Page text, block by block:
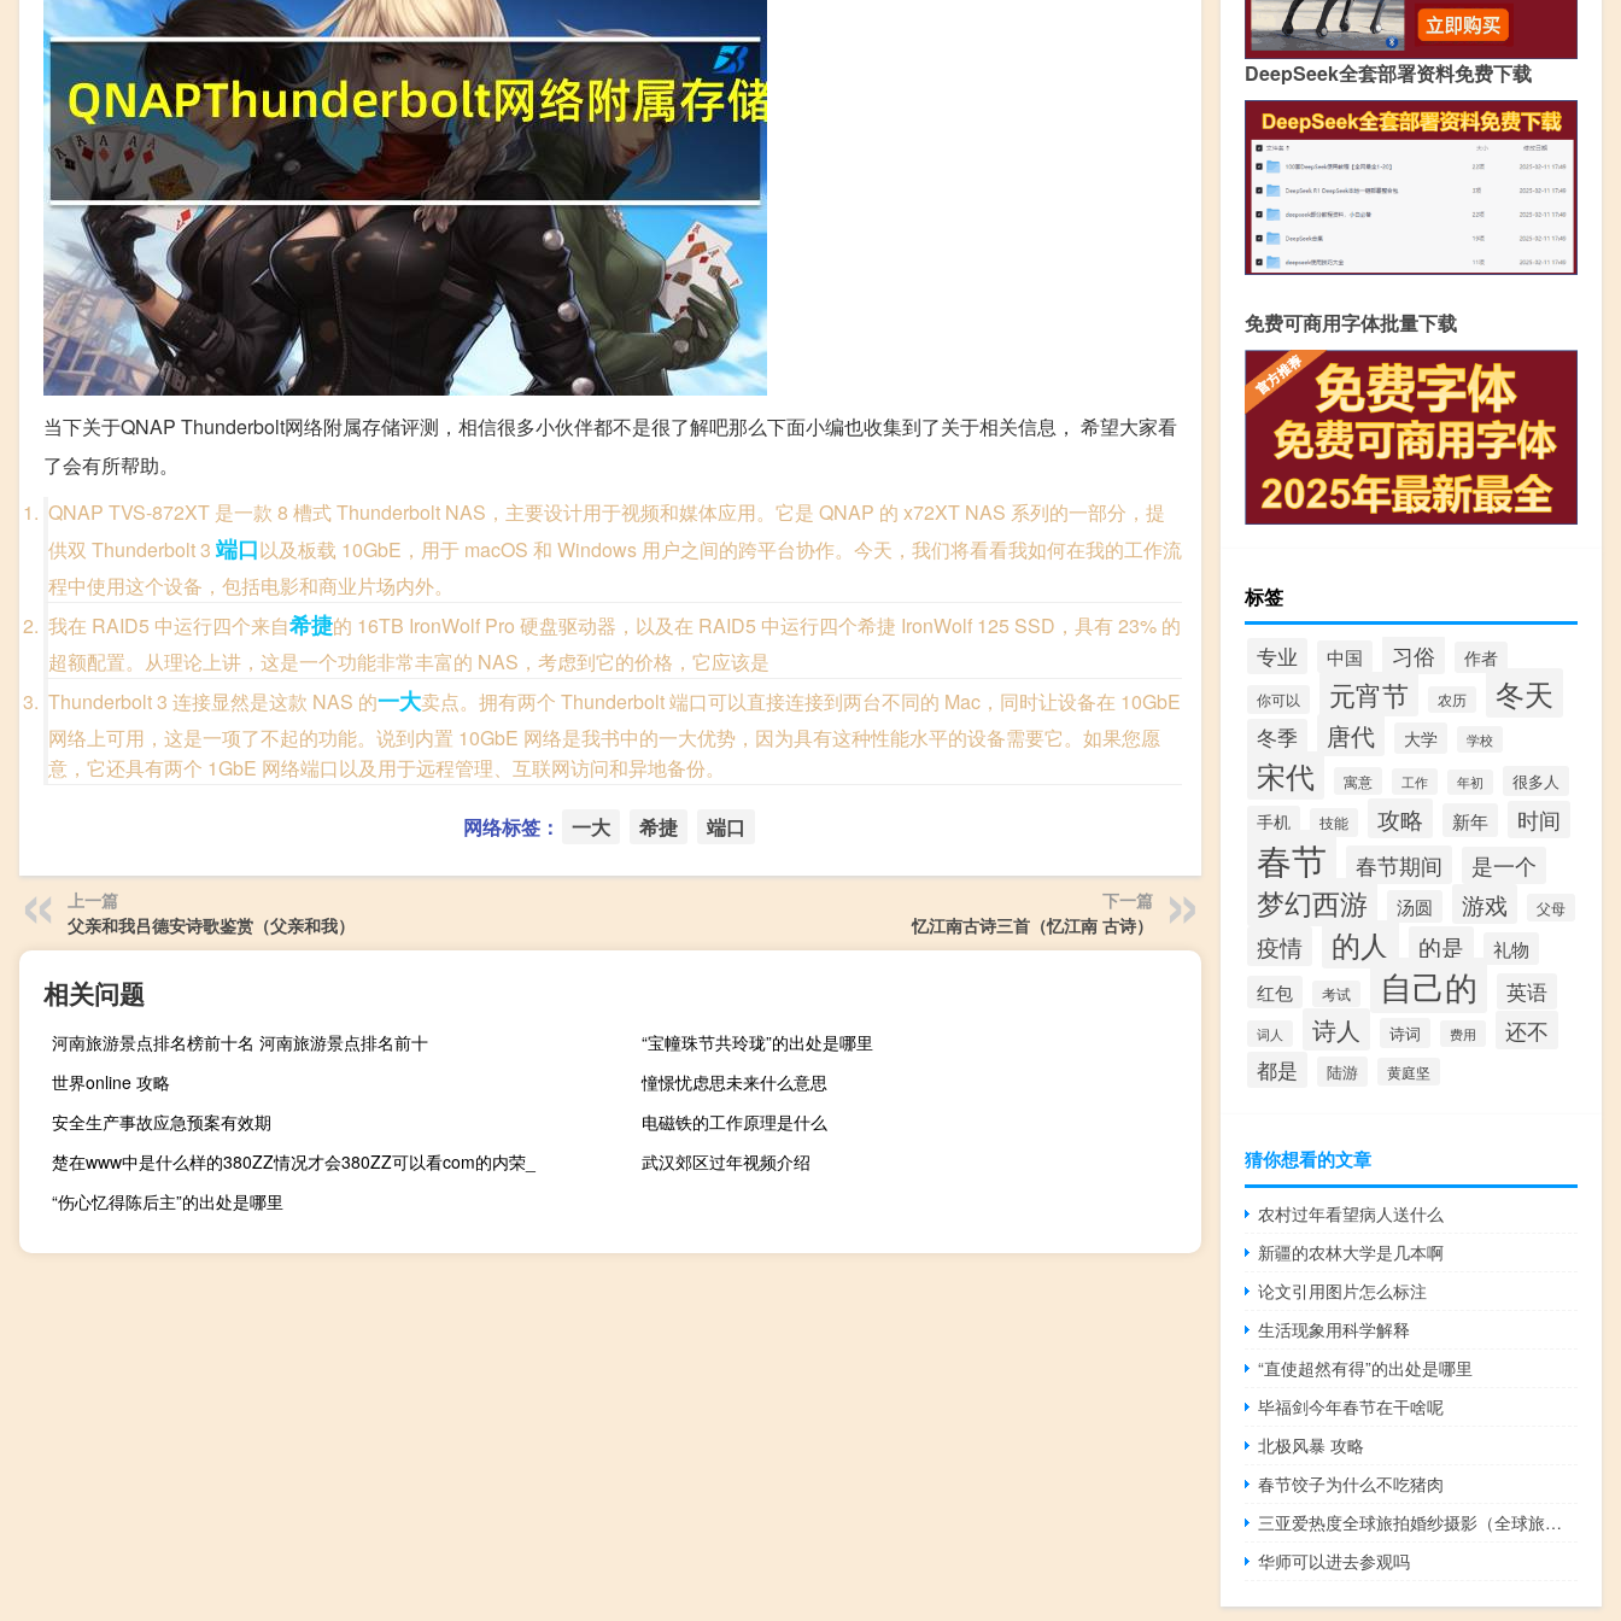
当下关于QNAP Thunderbolt网络附属存储评测，相信很多小伙伴都不是很了解吧那么下面小编也收集到了关于相关信息， 希望大家看
了会有所帮助。
QNAP TVS-872XT 是一款 8 槽式 Thunderbolt NAS，主要设计用于视频和媒体应用。它是 QNAP 的 x72XT NAS 系列的一部分，提
供双 Thunderbolt 3 端口以及板载 10GbE，用于 macOS 和 Windows 用户之间的跨平台协作。今天，我们将看看我如何在我的工作流
程中使用这个设备，包括电影和商业片场内外。
我在 RAID5 中运行四个来自希捷的 16TB IronWolf Pro 硬盘驱动器，以及在 RAID5 中运行四个希捷 IronWolf 125 SSD，具有 23% 的
超额配置。从理论上讲，这是一个功能非常丰富的 NAS，考虑到它的价格，它应该是
Thunderbolt 3 连接显然是这款 NAS 的一大卖点。拥有两个 Thunderbolt 端口可以直接连接到两台不同的 Mac，同时让设备在 10GbE
网络上可用，这是一项了不起的功能。说到内置 10GbE 网络是我书中的一大优势，因为具有这种性能水平的设备需要它。如果您愿
意，它还具有两个 1GbE 网络端口以及用于远程管理、互联网访问和异地备份。
网络标签： 一大 希捷 端口
上一篇
父亲和我吕德安诗歌鉴赏（父亲和我）
下一篇
忆江南古诗三首（忆江南 古诗）
相关问题
河南旅游景点排名榜前十名 河南旅游景点排名前十
“宝幢珠节共玲珑”的出处是哪里
世界online 攻略
憧憬忧虑思未来什么意思
安全生产事故应急预案有效期
电磁铁的工作原理是什么
楚在www中是什么样的380ZZ情况才会380ZZ可以看com的内荣_
武汉郊区过年视频介绍
“伤心忆得陈后主”的出处是哪里
DeepSeek全套部署资料免费下载
免费可商用字体批量下载
标签
专业 中国 习俗 作者
你可以 元宵节 农历 冬天
冬季 唐代 大学 学校
宋代 寓意 工作 年初 很多人
手机 技能 攻略 新年 时间
春节 春节期间 是一个
梦幻西游 汤圆 游戏 父母
疫情 的人 的是
礼物
红包
考试 自己的 英语
词人 诗人 诗词 费用 还不
都是 陆游 黄庭坚
猜你想看的文章
农村过年看望病人送什么
新疆的农林大学是几本啊
论文引用图片怎么标注
生活现象用科学解释
“直使超然有得”的出处是哪里
毕福剑今年春节在干啥呢
北极风暴 攻略
春节饺子为什么不吃猪肉
三亚爱热度全球旅拍婚纱摄影（全球旅拍婚纱摄影排名）
华师可以进去参观吗